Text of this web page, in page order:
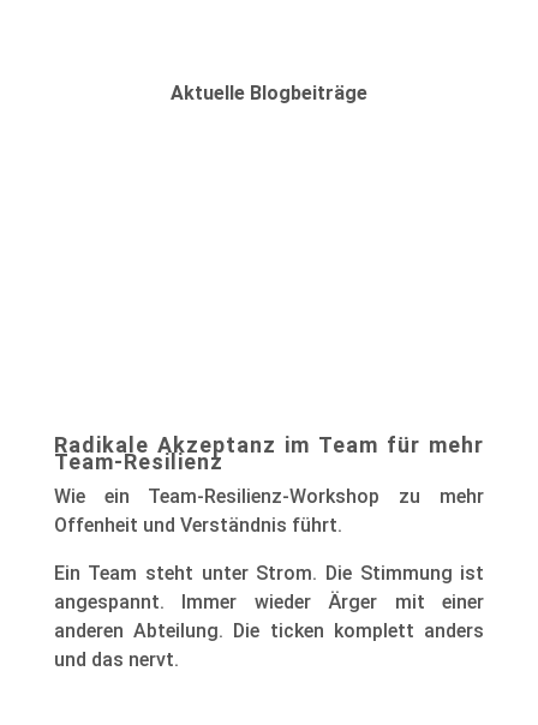
Aktuelle Blogbeiträge
Radikale Akzeptanz im Team für mehr
Team-Resilienz
Wie ein Team-Resilienz-Workshop zu mehr
Offenheit und Verständnis führt.
Ein Team steht unter Strom. Die Stimmung ist
angespannt. Immer wieder Ärger mit einer
anderen Abteilung. Die ticken komplett anders
und das nervt.